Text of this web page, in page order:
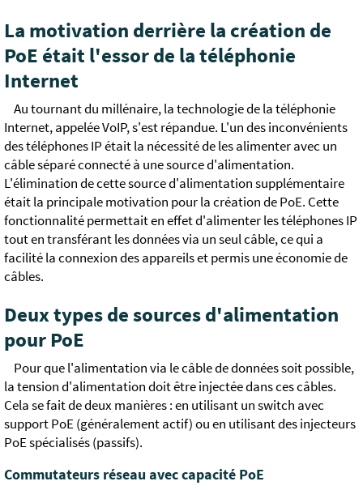
La motivation derrière la création de
PoE était l'essor de la téléphonie
Internet
Au tournant du millénaire, la technologie de la téléphonie
Internet, appelée VoIP, s'est répandue. L'un des inconvénients
des téléphones IP était la nécessité de les alimenter avec un
câble séparé connecté à une source d'alimentation.
L'élimination de cette source d'alimentation supplémentaire
était la principale motivation pour la création de PoE. Cette
fonctionnalité permettait en effet d'alimenter les téléphones IP
tout en transférant les données via un seul câble, ce qui a
facilité la connexion des appareils et permis une économie de
câbles.
Deux types de sources d'alimentation
pour PoE
Pour que l'alimentation via le câble de données soit possible,
la tension d'alimentation doit être injectée dans ces câbles.
Cela se fait de deux manières : en utilisant un switch avec
support PoE (généralement actif) ou en utilisant des injecteurs
PoE spécialisés (passifs).
Commutateurs réseau avec capacité PoE